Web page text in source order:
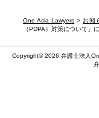
One Asia Lawyers > お知
（PDPA）対策について」
Copyright© 2026 弁護士法人